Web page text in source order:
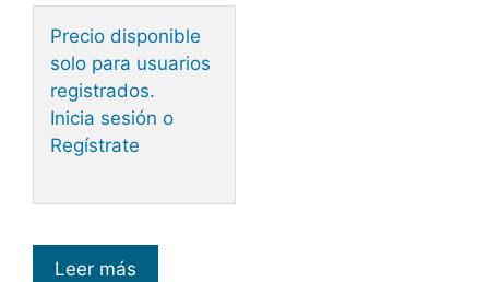
Precio disponible
solo para usuarios
registrados.
Inicia sesión o
Regístrate
Leer más